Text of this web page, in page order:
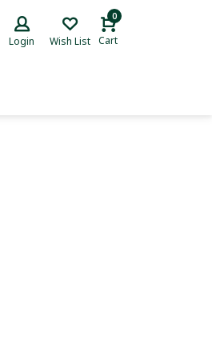
Login Wish List
0
Cart